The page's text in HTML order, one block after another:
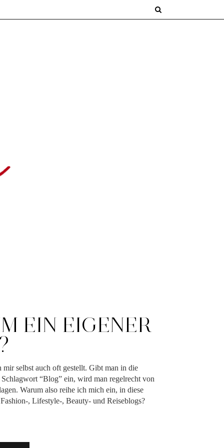
EIN EIGENER
mir selbst auch oft gestellt. Gibt man in die
Schlagwort “Blog” ein, wird man regelrecht von
Warum also reihe ich mich ein, in diese
, Lifestyle-, Beauty- und Reiseblogs?